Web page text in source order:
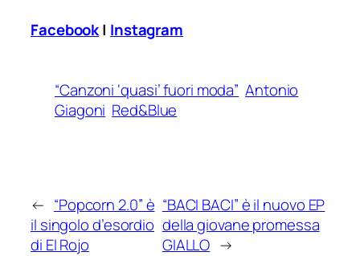
Facebook| Instagram
“Canzoni ‘quasi’ fuori moda” Antonio
Giagoni Red&Blue
← “Popcorn 2.0” è
il singolo d’esordio
di El Rojo
“BACI BACI” è il nuovo EP
della giovane promessa
GIALLO →